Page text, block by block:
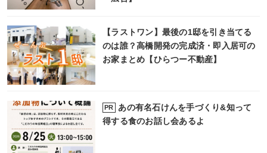
【ラストワン】最後の1邸を引き当てる
のは誰？高橋開発の完成済・即入居可の
お家まとめ【ひらつー不動産】
PR
あの有名石けんを手づくり&知って
得する食のお話し会あるよ